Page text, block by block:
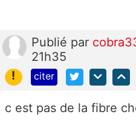
Publié par
21h35
!
citer
c est pas de la fibre